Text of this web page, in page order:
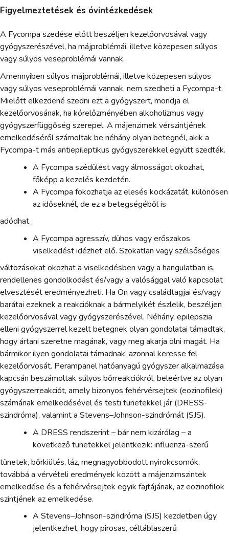
Figyelmeztetések és óvintézkedések
A Fycompa szedése előtt beszéljen kezelőorvosával vagy
gyógyszerészével, ha májproblémái, illetve közepesen súlyos
vagy súlyos veseproblémái vannak.
Amennyiben súlyos májproblémái, illetve közepesen súlyos
vagy súlyos veseproblémái vannak, nem szedheti a Fycompa-t.
Mielőtt elkezdené szedni ezt a gyógyszert, mondja el
kezelőorvosának, ha kórelőzményében alkoholizmus vagy
gyógyszerfüggőség szerepel. A májenzimek vérszintjének
emelkedéséről számoltak be néhány olyan betegnél, akik a
Fycompa-t más antiepileptikus gyógyszerekkel együtt szedték.
A Fycompa szédülést vagy álmosságot okozhat,
főképp a kezelés kezdetén.
A Fycompa fokozhatja az elesés kockázatát, különösen
az időseknél, de ez a betegségéből is
adódhat.
A Fycompa agresszív, dühös vagy erőszakos
viselkedést idézhet elő. Szokatlan vagy szélsőséges
változásokat okozhat a viselkedésben vagy a hangulatban is,
rendellenes gondolkodást és/vagy a valósággal való kapcsolat
elvesztését eredményezheti. Ha Ön vagy családtagjai és/vagy
barátai ezeknek a reakcióknak a bármelyikét észlelik, beszéljen
kezelőorvosával vagy gyógyszerészével. Néhány, epilepszia
elleni gyógyszerrel kezelt betegnek olyan gondolatai támadtak,
hogy ártani szeretne magának, vagy meg akarja ölni magát. Ha
bármikor ilyen gondolatai támadnak, azonnal keresse fel
kezelőorvosát. Perampanel hatóanyagú gyógyszer alkalmazása
kapcsán beszámoltak súlyos bőrreakciókról, beleértve az olyan
gyógyszerreakciót, amely bizonyos fehérvérsejtek (eozinofilek)
számának emelkedésével és testi tünetekkel jár (DRESS-
szindróma), valamint a Stevens–Johnson-szindrómát (SJS).
A DRESS rendszerint – bár nem kizárólag – a
következő tünetekkel jelentkezik: influenza-szerű
tünetek, bőrkiütés, láz, megnagyobbodott nyirokcsomók,
továbbá a vérvételi eredmények között a májenzimszintek
emelkedése és a fehérvérsejtek egyik fajtájának, az eozinofilok
szintjének az emelkedése.
A Stevens–Johnson-szindróma (SJS) kezdetben úgy
jelentkezhet, hogy pirosas, céltáblaszerű